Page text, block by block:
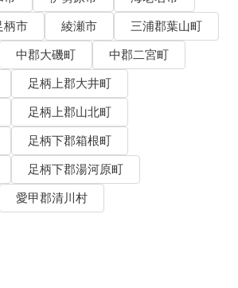
柄市 綾瀬市
三浦郡葉山町
中郡大磯町
中郡二宮町
足柄上郡大井町
足柄上郡山北町
足柄下郡箱根町
足柄下郡湯河原町
愛甲郡清川村